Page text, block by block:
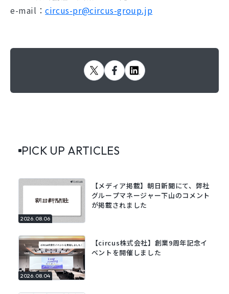
e-mail：circus-pr@circus-group.jp
PICK UP ARTICLES
2026.08.06
【メディア掲載】朝日新聞にて、弊社
グループマネージャー下山のコメント
が掲載されました
2026.08.04
【circus株式会社】創業9周年記念イ
ベントを開催しました